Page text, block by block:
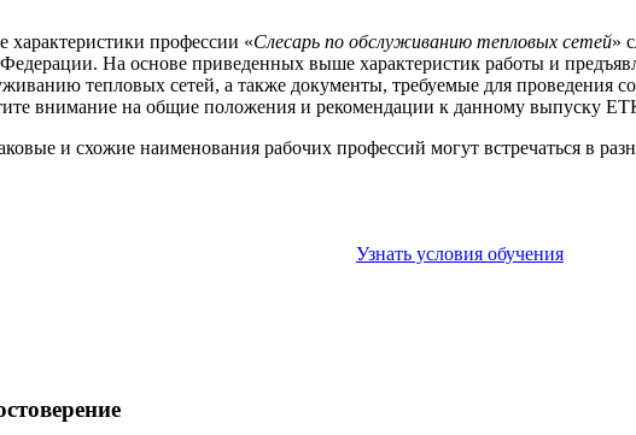
профессии «Слесарь по обслуживанию тепловых сетей»
Федерации. На основе приведенных выше характеристик работы и
тепловых сетей, а также документы, требуемые для проведения
внимание на общие положения и рекомендации к данному выпуску
и схожие наименования рабочих профессий могут встречаться в
Узнать условия обучения